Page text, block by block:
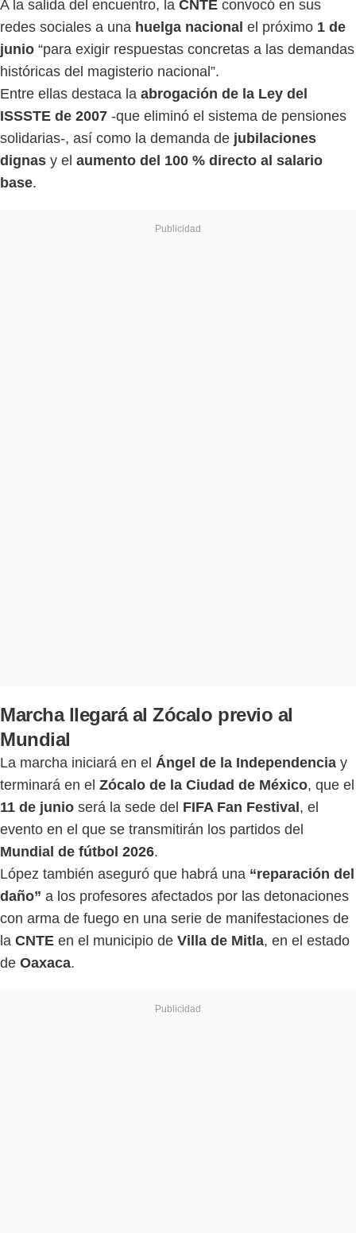
A la salida del encuentro, la CNTE convocó en sus
redes sociales a una huelga nacional el próximo 1 de
junio “para exigir respuestas concretas a las demandas
históricas del magisterio nacional”.
Entre ellas destaca la abrogación de la Ley del
ISSSTE de 2007 -que eliminó el sistema de pensiones
solidarias-, así como la demanda de jubilaciones
dignas y el aumento del 100 % directo al salario
base.
Marcha llegará al Zócalo previo al
Mundial
La marcha iniciará en el Ángel de la Independencia y
terminará en el Zócalo de la Ciudad de México, que el
11 de junio será la sede del FIFA Fan Festival, el
evento en el que se transmitirán los partidos del
Mundial de fútbol 2026.
López también aseguró que habrá una “reparación del
daño” a los profesores afectados por las detonaciones
con arma de fuego en una serie de manifestaciones de
la CNTE en el municipio de Villa de Mitla, en el estado
de Oaxaca.